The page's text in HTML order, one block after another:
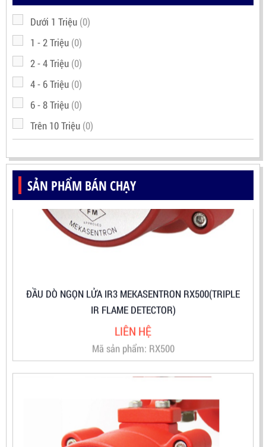
Dưới 1 Triệu (0)
1 - 2 Triệu (0)
2 - 4 Triệu (0)
4 - 6 Triệu (0)
6 - 8 Triệu (0)
Trên 10 Triệu (0)
SẢN PHẨM BÁN CHẠY
IR FLAME DETECTOR)
LIÊN HỆ
Mã sản phẩm: RX500